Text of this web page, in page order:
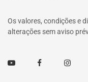
Os valores, condições e
alterações sem aviso
Youtube Facebook